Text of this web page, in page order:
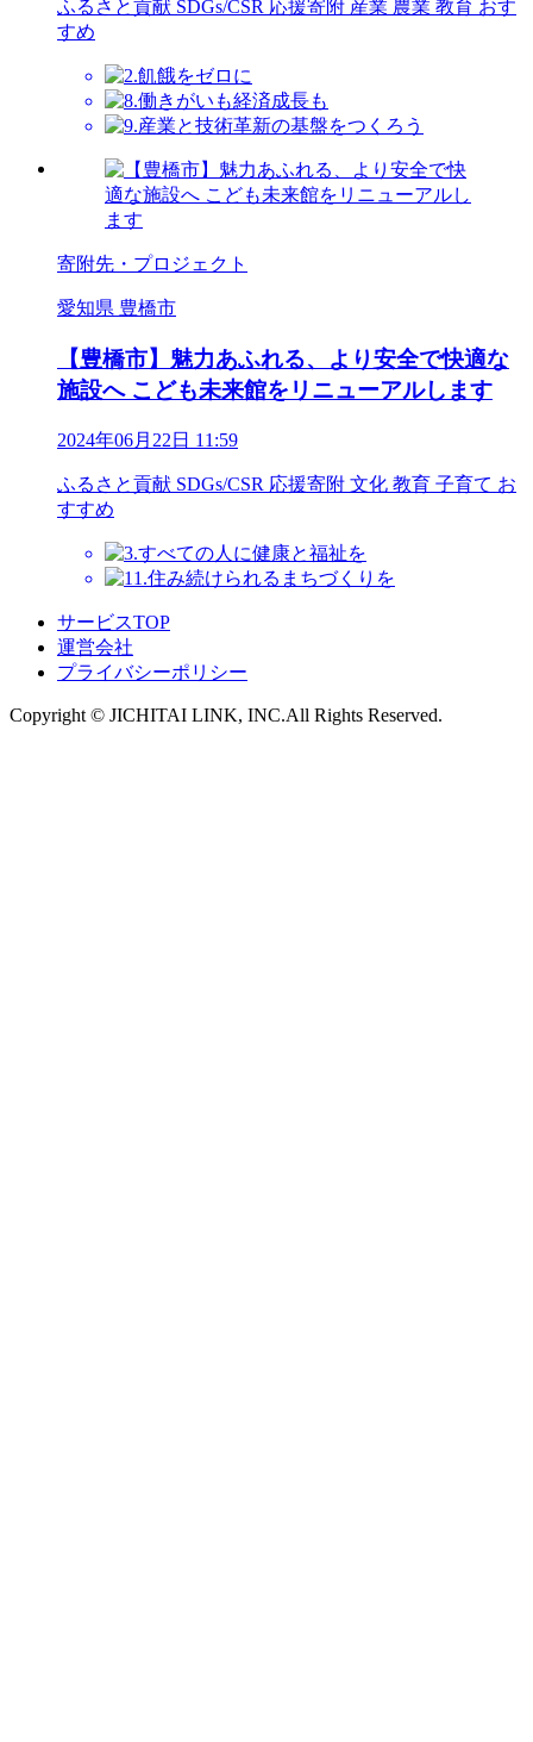
ふるさと貢献 SDGs/CSR 応援寄附 産業 農業 教育 おす
すめ
寄附先・プロジェクト
愛知県 豊橋市
【豊橋市】魅力あふれる、より安全で快適な
施設へ こども未来館をリニューアルします
2024年06月22日 11:59
ふるさと貢献 SDGs/CSR 応援寄附 文化 教育 子育て お
すすめ
サービスTOP
運営会社
プライバシーポリシー
Copyright ©︎ JICHITAI LINK, INC.All Rights Reserved.